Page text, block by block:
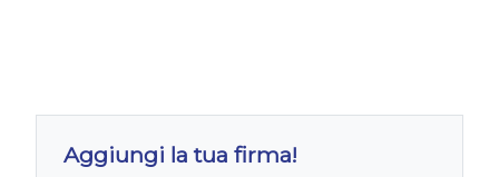
Aggiungi la tua firma!